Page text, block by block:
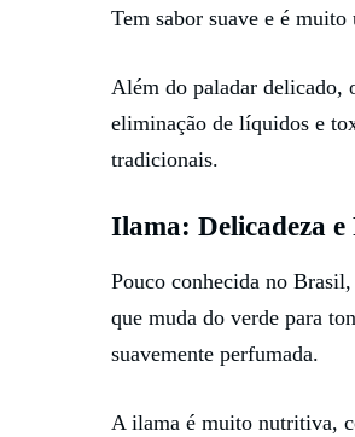
Tem sabor suave e é
Além do paladar delicado,
eliminação de líquidos e
tradicionais.
Ilama: Delicadeza
Pouco conhecida no Brasil,
que muda do verde para
suavemente perfumada.
A ilama é muito nutritiva,